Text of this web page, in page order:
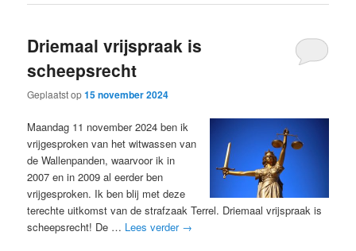
Driemaal vrijspraak is
scheepsrecht
Geplaatst op15 november 2024
Maandag 11 november 2024 ben ik
vrijgesproken van het witwassen van
de Wallenpanden, waarvoor ik in
2007 en in 2009 al eerder ben
vrijgesproken. Ik ben blij met deze
terechte uitkomst van de strafzaak Terrel. Driemaal vrijspraak is
scheepsrecht! De … Lees verder →